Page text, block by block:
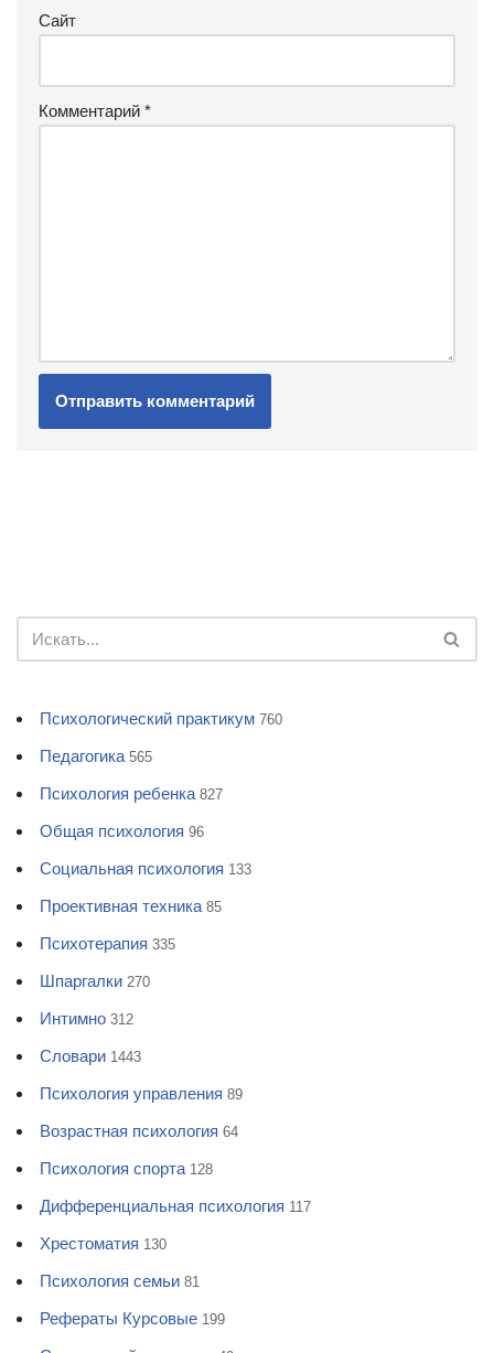
Сайт
Комментарий *
Психологический практикум 760
Педагогика 565
Психология ребенка 827
Общая психология 96
Социальная психология 133
Проективная техника 85
Психотерапия 335
Шпаргалки 270
Интимно 312
Словари 1443
Психология управления 89
Возрастная психология 64
Психология спорта 128
Дифференциальная психология 117
Хрестоматия 130
Психология семьи 81
Рефераты Курсовые 199